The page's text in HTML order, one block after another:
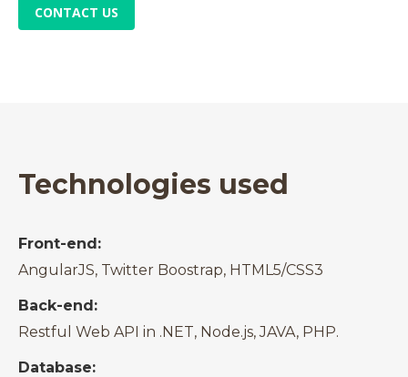
CONTACT US
Technologies used
Front-end:
AngularJS, Twitter Boostrap, HTML5/CSS3
Back-end:
Restful Web API in .NET, Node.js, JAVA, PHP.
Database: